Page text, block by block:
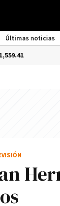
Últimas noticias